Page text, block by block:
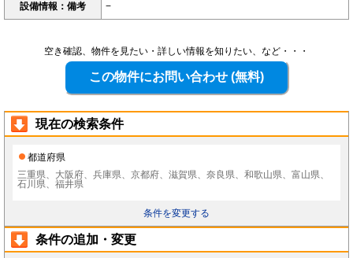
設備情報：備考 −
空き確認、物件を見たい・詳しい情報を知りたい、など・・・
現在の検索条件
都道府県
三重県、大阪府、兵庫県、京都府、滋賀県、奈良県、和歌山県、富山県、
石川県、福井県
条件を変更する
条件の追加・変更